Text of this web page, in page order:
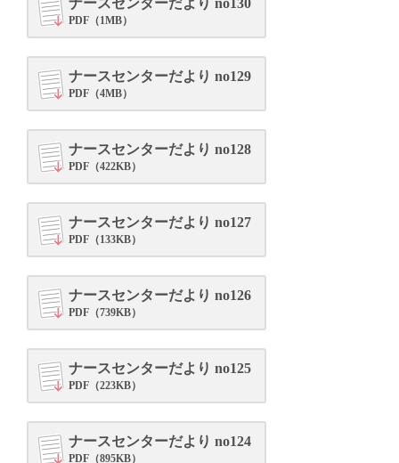
ナースセンターだより no130
PDF（1MB）
ナースセンターだより no129
PDF（4MB）
ナースセンターだより no128
PDF（422KB）
ナースセンターだより no127
PDF（133KB）
ナースセンターだより no126
PDF（739KB）
ナースセンターだより no125
PDF（223KB）
ナースセンターだより no124
PDF（895KB）